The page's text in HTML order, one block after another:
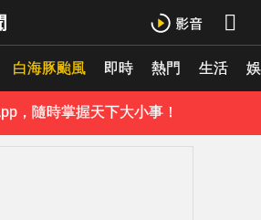
白海豚颱風 即時 熱門 生活 羅美玲連生三胎！自爆與尪「2年沒接吻」白家綺急拱放閃
，隨時掌握天下大小事！